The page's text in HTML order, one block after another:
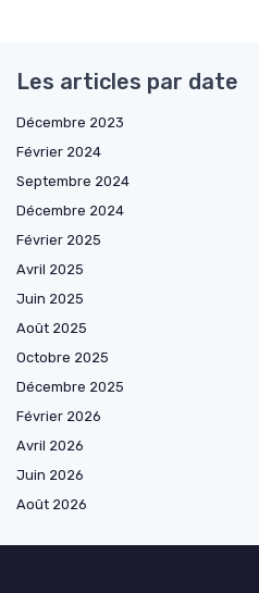
Les articles par date
Décembre 2023
Février 2024
Septembre 2024
Décembre 2024
Février 2025
Avril 2025
Juin 2025
Août 2025
Octobre 2025
Décembre 2025
Février 2026
Avril 2026
Juin 2026
Août 2026